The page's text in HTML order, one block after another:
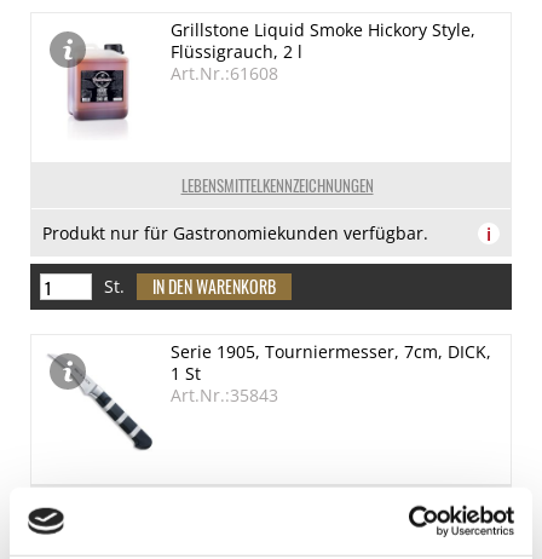
LEBENSMITTELKENNZEICHNUNGEN
Grillstone Liquid Smoke Hickory Style,
Flüssigrauch, 2 l
Art.Nr.:61608
Produkt nur für Gastronomiekunden verfügbar. i
St.
Serie 1905, Tourniermesser, 7cm, DICK,
1 St
Art.Nr.:35843